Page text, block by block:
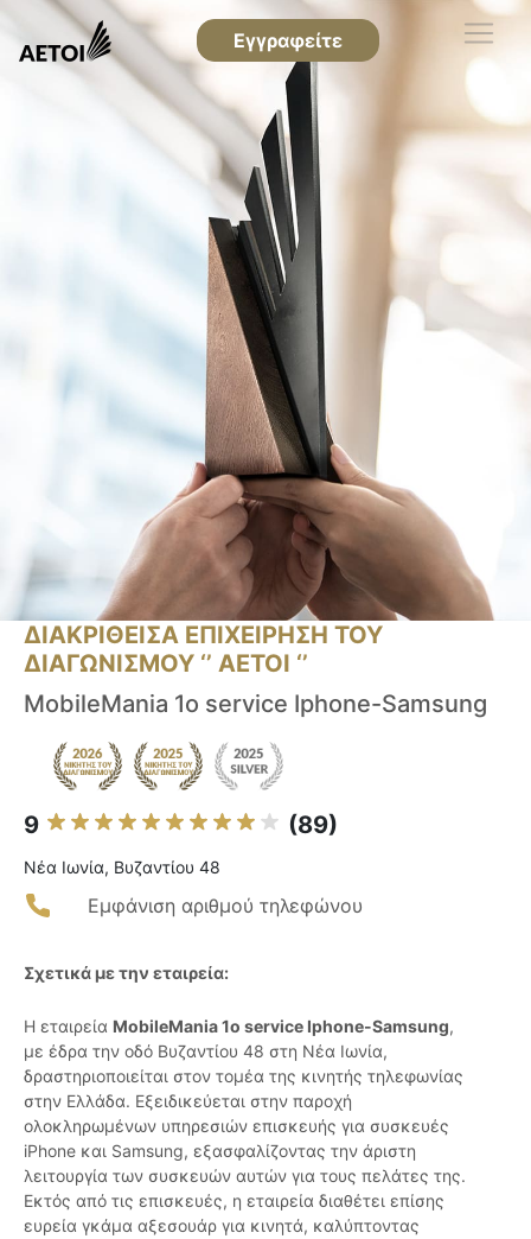
Εγγραφείτε
ΔΙΑΚΡΙΘΕΙΣΑ ΕΠΙΧΕΙΡΗΣΗ ΤΟΥ
ΔΙΑΓΩΝΙΣΜΟΥ ‘’ ΑΕΤΟΙ ‘’
MobileMania 1o service Iphone-Samsung
9 (89)
Νέα Ιωνία, Βυζαντίου 48
Εμφάνιση αριθμού τηλεφώνου
Σχετικά με την εταιρεία:
Η εταιρεία MobileMania 1o service Iphone-Samsung,
με έδρα την οδό Βυζαντίου 48 στη Νέα Ιωνία,
δραστηριοποιείται στον τομέα της κινητής τηλεφωνίας
στην Ελλάδα. Εξειδικεύεται στην παροχή
ολοκληρωμένων υπηρεσιών επισκευής για συσκευές
iPhone και Samsung, εξασφαλίζοντας την άριστη
λειτουργία των συσκευών αυτών για τους πελάτες της.
Εκτός από τις επισκευές, η εταιρεία διαθέτει επίσης
ευρεία γκάμα αξεσουάρ για κινητά, καλύπτοντας